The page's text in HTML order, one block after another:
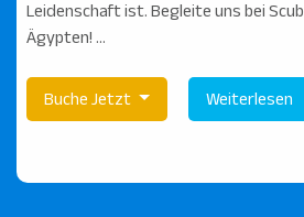
Leidenschaft ist. Begleite uns bei
Ägypten! ...
Buche Jetzt Weiterlesen